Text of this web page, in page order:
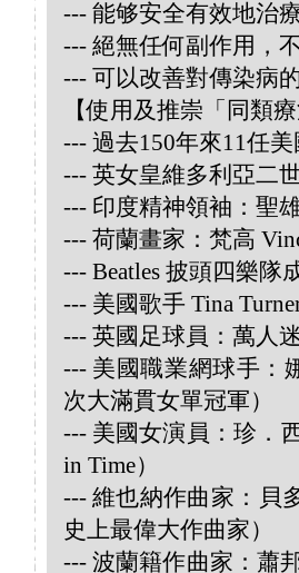
--- 能够安全有效地治
--- 絕無任何副作用，
--- 可以改善對傳染病
【使用及推崇「同類
--- 過去150年來11任
--- 英女皇維多利亞二
--- 印度精神領袖：聖
--- 荷蘭畫家：梵高
--- Beatles 披頭四樂隊
--- 美國歌手 Tina
--- 英國足球員：萬人
--- 美國職業網球手：
次大滿貫女單冠軍）
--- 美國女演員：珍．
in Time）
--- 維也納作曲家：貝
史上最偉大作曲家）
--- 波蘭籍作曲家：蕭